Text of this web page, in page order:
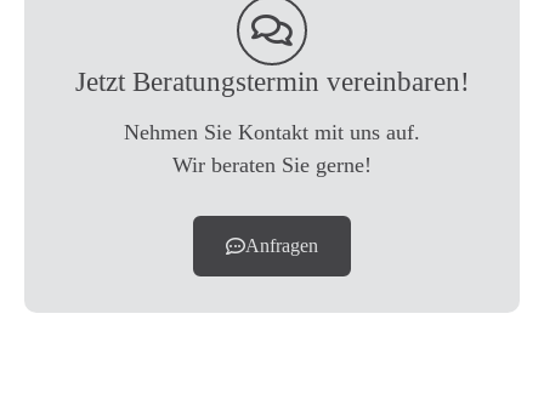
Jetzt Beratungstermin vereinbaren!
Nehmen Sie Kontakt mit uns auf.
Wir beraten Sie gerne!
Anfragen